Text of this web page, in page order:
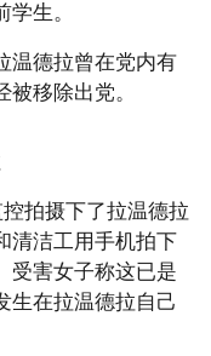
生。
温德拉曾在党内有
移除出党。
拍摄下了拉温德拉
清洁工用手机拍下
受害女子称这已是
生在拉温德拉自己